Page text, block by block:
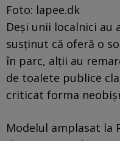
Foto: lapee.dk
Deși unii localnici au
susținut că oferă o
în parc, alții au
de toalete publice
criticat forma
Modelul amplasat la